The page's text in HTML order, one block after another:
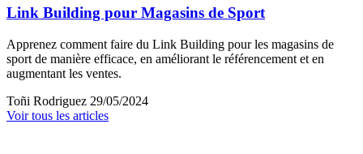
Link Building pour Magasins de Sport
Apprenez comment faire du Link Building pour les magasins de
sport de manière efficace, en améliorant le référencement et en
augmentant les ventes.
Toñi Rodriguez 29/05/2024
Voir tous les articles